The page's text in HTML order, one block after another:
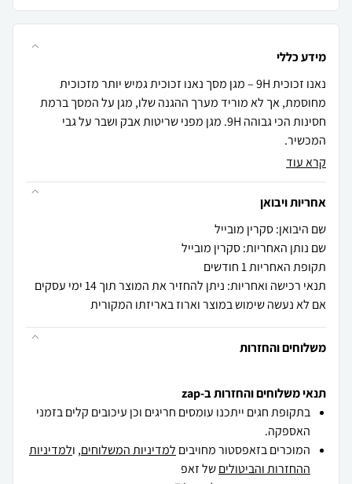
מידע כללי
נאנו זכוכית 9H – מגן מסך נאנו זכוכית גמיש יותר מזכוכית
מחוסמת, אך לא מוריד מערך ההגנה שלו, מגן על המסך ברמת
חסינות הכי גבוהה 9H. מגן מפני שריטות אבק ושבר על גבי
המכשיר.
קרא עוד
אחריות ויבואן
שם היבואן: סקרין מובייל
שם נותן האחריות: סקרין מובייל
תקופת האחריות 1 חודשים
תנאי רכישה ואחריות: ניתן להחזיר את המוצר תוך 14 ימי עסקים
אם לא נעשה שימוש במוצר וארוז באריזתו המקורית
משלוחים והחזרות
תנאי משלוחים והחזרות ב-zap
בתקופת חגים ייתכנו עומסים חריגים וכן עיכובים קלים בזמני
האספקה.
המוכרים בזאפסטור מחויבים למדיניות המשלוחים, ולמדיניות
ההחזרות והביטוליםשל זאפ